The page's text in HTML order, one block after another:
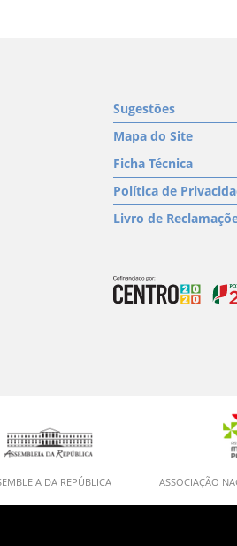
Sugestões
Mapa do Site
Ficha Técnica
Política de
Livro de
DA REPÚBLICA ASSOCIAÇÃO